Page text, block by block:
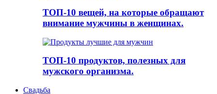
ТОП-10 вещей, на которые обращают
внимание мужчины в женщинах.
ТОП-10 продуктов, полезных для
мужского организма.
Свадьба